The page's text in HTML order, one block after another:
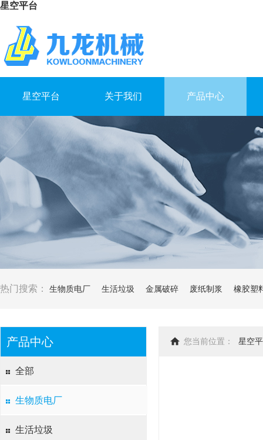
星空平台
星空平台 关于我们 产品中心
热门搜索： 生物质电厂 生活垃圾 金属破碎 废纸制浆 橡胶塑
产品中心
全部
生物质电厂
生活垃圾
您当前位置： 星空